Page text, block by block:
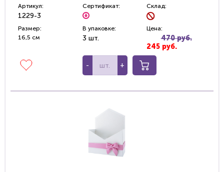
Артикул:
1229-3
Сертификат: Склад:
Размер:
16,5 см
В упаковке:
3 шт.
Цена:
470 руб.
245 руб.
- +